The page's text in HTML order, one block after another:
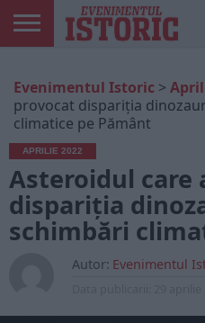
ONLINE
EDIȚII
TIPĂRITE
ISTORIC
PLAY
CONTUL
MEU
Evenimentul Istoric >
provocat dispariția
climatice pe Pământ
APRILIE 2022
Asteroidul care
dispariția
schimbări
Autor: Evenimentul